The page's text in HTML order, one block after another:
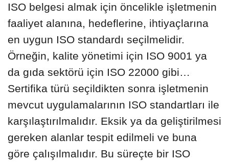
ISO belgesi almak için öncelikle işletmenin
faaliyet alanına, hedeflerine, ihtiyaçlarına
en uygun ISO standardı seçilmelidir.
Örneğin, kalite yönetimi için ISO 9001 ya
da gıda sektörü için ISO 22000 gibi…
Sertifika türü seçildikten sonra işletmenin
mevcut uygulamalarının ISO standartları ile
karşılaştırılmalıdır. Eksik ya da geliştirilmesi
gereken alanlar tespit edilmeli ve buna
göre çalışılmalıdır. Bu süreçte bir ISO